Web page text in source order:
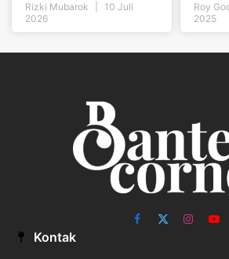
Rizki Mubarok
10 Juli
2026
Roy
2025
Facebook
X
Kontak